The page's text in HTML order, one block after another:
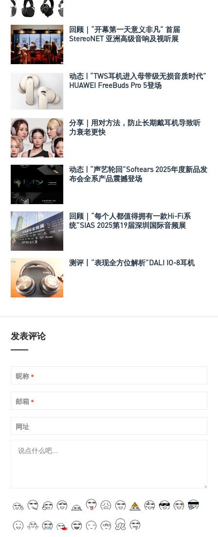
回顾｜“开幕第一天意义非凡” 首届
StereoNET 亚洲高级音响及视听展
动态 | “TWS耳机进入母带级无损音质时代”
HUAWEI FreeBuds Pro 5登场
分享｜用对方法，防止长期戴耳机导致听
力衰老更快
动态 | “声艺轮回”Softears 2025年度新品发
布会全系产品震撼登场
回顾｜“每个人都值得拥有一款Hi-Fi系
统”SIAS 2025第19届深圳国际音频展
测评丨“表现全方位解析”DALI IO-8耳机
发表评论
昵称 *
邮箱 *
网址